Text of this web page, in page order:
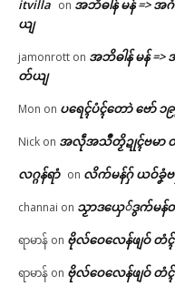
itvilla on အဘိဓါန် မန် =>
ယျ
jamonrott on အဘိဓါန် မန်
တ်ယျ
Mon on ပရေၚ်ပံၚ်တောဲ ဗော်
Nick on အလဵုအသဳတၟိဍုၚ်ဗမာ တိုန်
လဂ္ဂန်ရာံ on လိက်မန်ဂှ် ယဝ်ခၞံဗ
channai on သၟာဒယှေ်ဒွက်မန်
ရာမာန် on ဗိုလ်ဝေလေန်ဖျဝ်
ရာမာန် on ဗိုလ်ဝေလေန်ဖျဝ်